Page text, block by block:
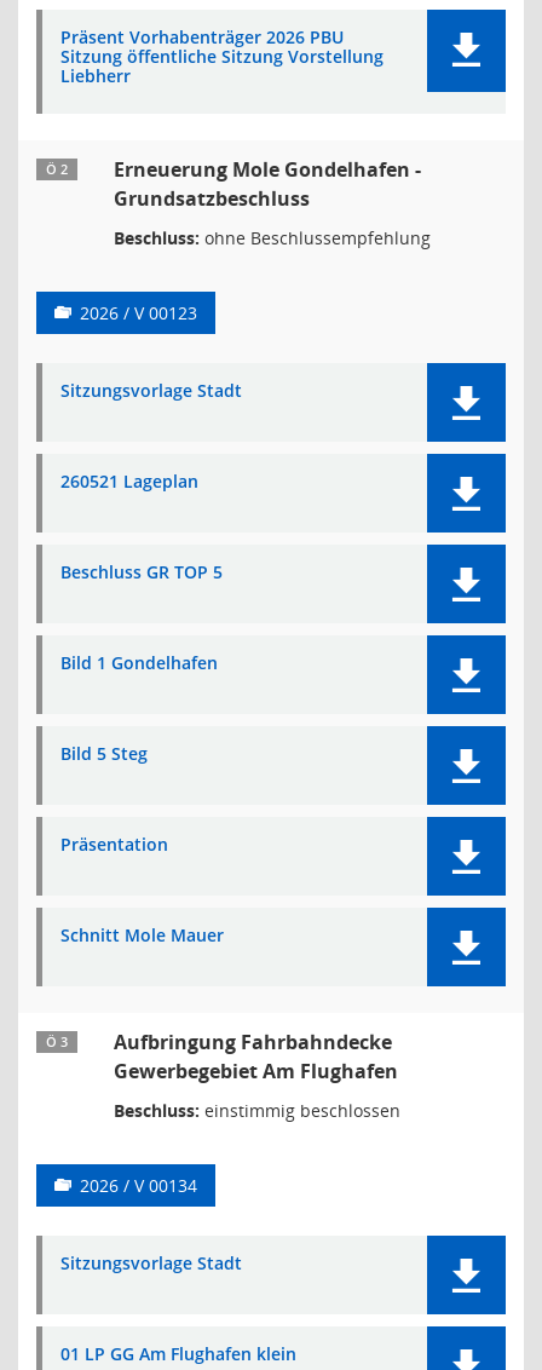
Präsent Vorhabenträger 2026 PBU
Sitzung öffentliche Sitzung Vorstellung
Liebherr
Ö 2
Erneuerung Mole Gondelhafen -
Grundsatzbeschluss
Beschluss: ohne Beschlussempfehlung
2026 / V 00123
Sitzungsvorlage Stadt
260521 Lageplan
Beschluss GR TOP 5
Bild 1 Gondelhafen
Bild 5 Steg
Präsentation
Schnitt Mole Mauer
Ö 3
Aufbringung Fahrbahndecke
Gewerbegebiet Am Flughafen
Beschluss: einstimmig beschlossen
2026 / V 00134
Sitzungsvorlage Stadt
01 LP GG Am Flughafen klein